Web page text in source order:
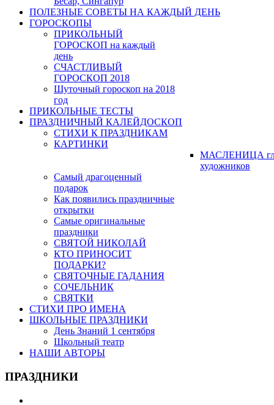
ПОЛЕЗНЫЕ СОВЕТЫ НА КАЖДЫЙ ДЕНЬ
ГОРОСКОПЫ
ПРИКОЛЬНЫЙ
ГОРОСКОП на каждый
день
СЧАСТЛИВЫЙ
ГОРОСКОП 2018
Шуточный гороскоп на 2018
год
ПРИКОЛЬНЫЕ ТЕСТЫ
ПРАЗДНИЧНЫЙ КАЛЕЙДОСКОП
СТИХИ К ПРАЗДНИКАМ
КАРТИНКИ
МАСЛЕНИЦА
художников
Самый драгоценный
подарок
Как появились праздничные
открытки
Самые оригинальные
праздники
СВЯТОЙ НИКОЛАЙ
КТО ПРИНОСИТ
ПОДАРКИ?
СВЯТОЧНЫЕ ГАДАНИЯ
СОЧЕЛЬНИК
СВЯТКИ
СТИХИ ПРО ИМЕНА
ШКОЛЬНЫЕ ПРАЗДНИКИ
День Знаний 1 сентября
Школьный театр
НАШИ АВТОРЫ
ПРАЗДНИКИ